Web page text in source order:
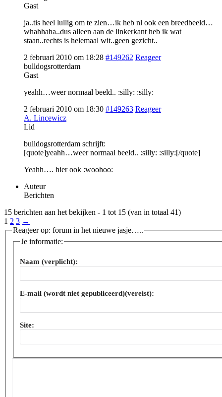
Gast
ja..tis heel lullig om te zien…ik heb nl ook een breedbeeld…
whahhaha..dus alleen aan de linkerkant heb ik wat
staan..rechts is helemaal wit..geen gezicht..
2 februari 2010 om 18:28 #149262 Reageer
bulldogsrotterdam
Gast
yeahh…weer normaal beeld.. :silly: :silly:
2 februari 2010 om 18:30 #149263 Reageer
A. Lincewicz
Lid
bulldogsrotterdam schrijft:
[quote]yeahh…weer normaal beeld.. :silly: :silly:[/quote]
Yeahh…. hier ook :woohoo:
Auteur
Berichten
15 berichten aan het bekijken - 1 tot 15 (van in totaal 41)
1 2 3 →
Reageer op: forum in het nieuwe jasje…..
Je informatie:
Naam (verplicht):
E-mail (wordt niet gepubliceerd)(vereist):
Site: